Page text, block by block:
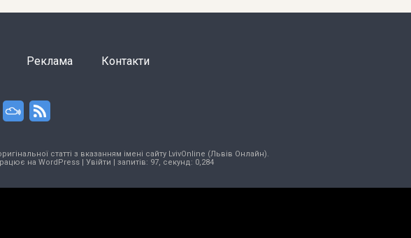
Реклама Контакти
статті з вказанням імені сайту LvivOnline (Львів Онлайн).
на WordPress| Увійти | запитів: 97, секунд: 0,284